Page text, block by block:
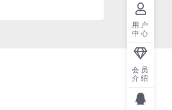
用户
中心
会员
介绍